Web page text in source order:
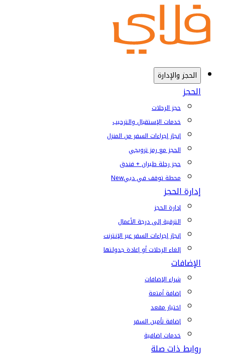
الحجز والإدارة
الحجز
حجز الرحلات
خدمات الإستقبال والترحيب
إنجاز إجراءات السفر من المنزل
الحجز مع رمز ترويجي
حجز رحلة طيران + فندق
محطة توقف في دبيNew
إدارة الحجز
إدارة الحجز
الترقية إلى درجة الأعمال
إنجاز إجراءات السفر عبر الإنترنت
إلغاء الرحلات أو إعادة جدولتها
الإضافات
شراء الإضافات
إضافة أمتعة
اختيار مقعد
إضافة تأمين السفر
خدمات إضافية
روابط ذات صلة